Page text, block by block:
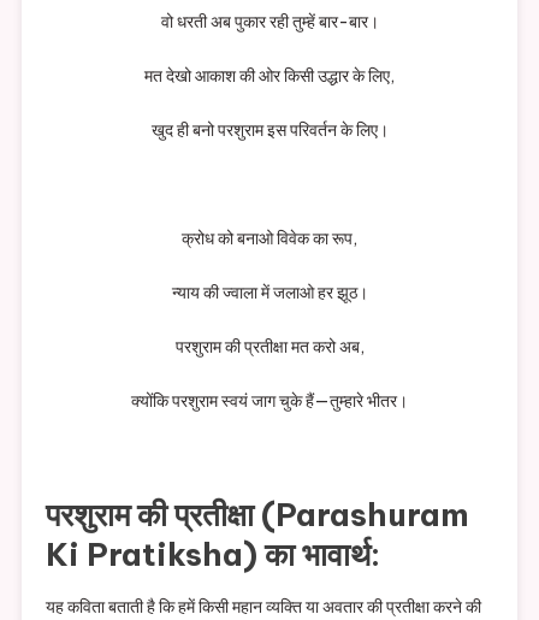
वो धरती अब पुकार रही तुम्हें बार-बार।
मत देखो आकाश की ओर किसी उद्धार के लिए,
खुद ही बनो परशुराम इस परिवर्तन के लिए।
क्रोध को बनाओ विवेक का रूप,
न्याय की ज्वाला में जलाओ हर झूठ।
परशुराम की प्रतीक्षा मत करो अब,
क्योंकि परशुराम स्वयं जाग चुके हैं—तुम्हारे भीतर।
परशुराम की प्रतीक्षा (Parashuram
Ki Pratiksha) का भावार्थ:
यह कविता बताती है कि हमें किसी महान व्यक्ति या अवतार की प्रतीक्षा करने की